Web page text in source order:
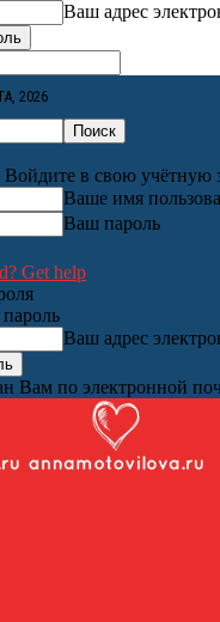
Ваш адрес
2026
в свою учётную
Ваше имя
Ваш пароль
Get help
Ваш адрес
Вам по электронной